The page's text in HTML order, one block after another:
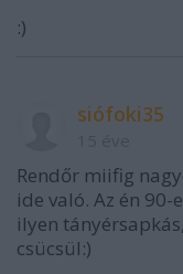
:)
siófoki35
Rendőr miifig
ide való. Az én
ilyen
csücsül:)